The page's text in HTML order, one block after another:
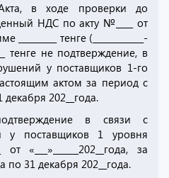
в ходе проверки до
НДС по акту №____ от
_________ тенге (____________-
тенге не подтверждение, в
у поставщиков 1-го
актом за период с
202__года.
подтверждение в связи с
у поставщиков 1 уровня
«___»______202__года, за
по 31 декабря 202__года.